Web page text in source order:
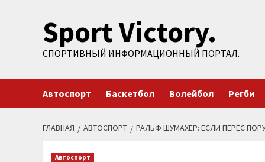
содержимомуSport Victory.
СПОРТИВНЫЙ ИНФОРМАЦИОННЫЙ ПОРТАЛ.
Автоспорт Баскетбол Волейбол Регби
ГЛАВНАЯ АВТОСПОРТ РАЛЬФ ШУМАХЕР: ЕСЛИ ПЕРЕС
Автоспорт